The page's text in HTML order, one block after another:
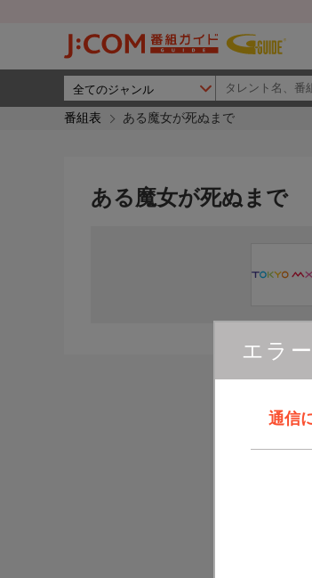
番組表 ある魔女が死ぬまで
エラー
通信
ある魔女が死ぬまで